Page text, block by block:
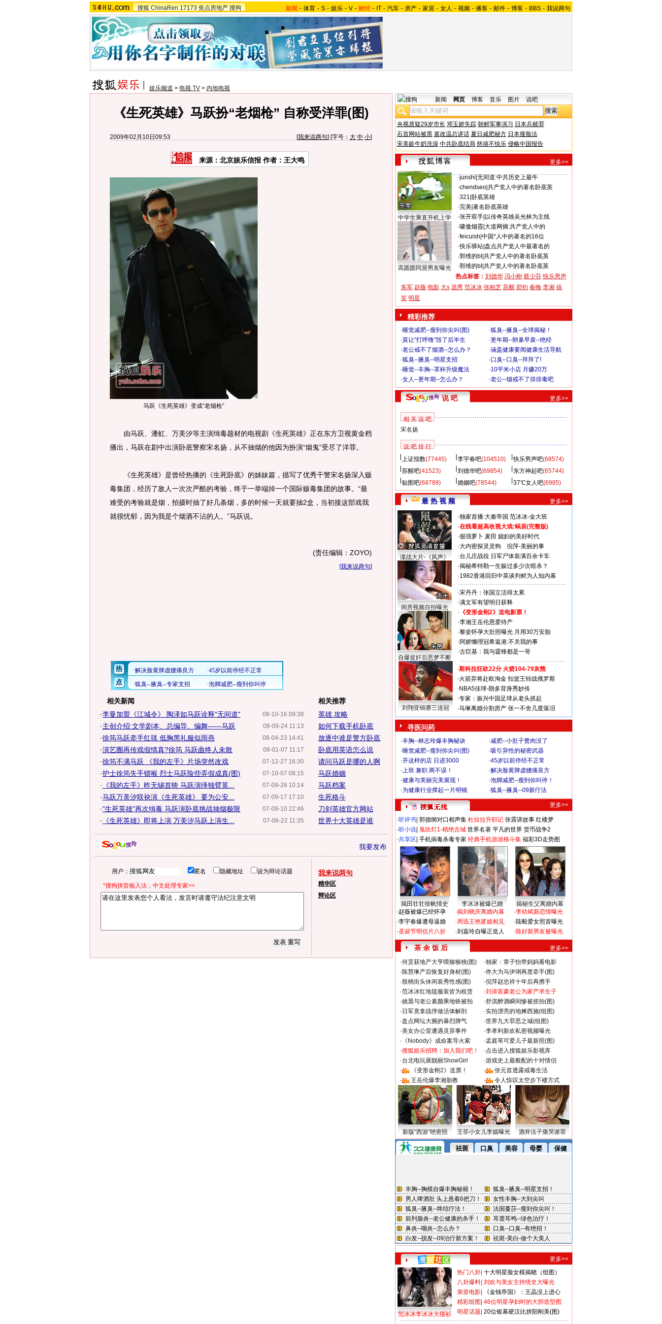
搜狐 ChinaRen 17173 焦点房地产 搜狗 新闻 - 体育 - S - 娱乐 - V - 财经 - IT - 汽车 - 房产 - 家居 - 女人 - 视频 - 播客 - 邮件 - 博客 - BBS - 我说两句
娱乐频道 > 电视 TV > 内地电视
《生死英雄》马跃扮“老烟枪” 自称受洋罪(图)
2009年02月10日09:53 [我来说两句] [字号： 大 中 小]
来源：北京娱乐信报 作者：王大鸣
马跃《生死英雄》变成“老烟枪”
由马跃、潘虹、万美汐等主演缉毒题材的电视剧《生死英雄》正在东方卫视黄金档
播出，马跃在剧中出演卧底警察宋名扬，从不抽烟的他因为扮演“烟鬼”受尽了洋罪。
《生死英雄》是曾经热播的《生死卧底》的姊妹篇，描写了优秀干警宋名扬深入贩
毒集团，经历了敌人一次次严酷的考验，终于一举端掉一个国际贩毒集团的故事。“最
难受的考验就是烟，拍摄时抽了好几条烟，多的时候一天就要抽2盒，当初接这部戏我
就很忧郁，因为我是个烟酒不沾的人。”马跃说。
(责任编辑：ZOYO)
[我来说两句]
相关新闻
08-10-16 09:38
·李曼加盟《江城令》 陶泽如马跃诠释"无间道"
08-09-24 11:13
·主创介绍:文学剧本、总编导、编舞——马跃
08-04-23 14:41
·徐筠马跃牵手红毯 低胸黑礼服似雨燕
08-01-07 11:17
·演艺圈再传戏假情真?徐筠 马跃曲终人未散
07-12-27 16:30
·徐筠不满马跃 《我的左手》片场突然改戏
07-10-07 08:15
·护士徐筠失手锁喉 烈士马跃险些弄假成真(图)
07-09-28 10:14
· 《我的左手》昨无锡首映 马跃演绎独臂英...
07-09-17 17:10
·马跃万美汐联袂演《生死英雄》 要为公安...
07-09-10 22:46
·"生死英雄"再次缉毒 马跃演卧底挑战抽烟极限
07-06-22 11:35
· 《生死英雄》即将上演 万美汐马跃上演生...
相关推荐
英雄 攻略
如何下载手机卧底
放逐中谁是警方卧底
卧底用英语怎么说
请问马跃是哪的人啊
马跃婚姻
马跃档案
生死格斗
刀剑英雄官方网站
世界十大英雄是谁
我要发布
用户： 匿名 隐藏地址 设为辩论话题
*搜狗拼音输入法，中文处理专家>>
我来说两句
精华区
辩论区
新闻 网页 博客 音乐 图片 说吧
央视质疑29岁市长 邓玉娇失踪 朝鲜军事演习 日本兵赎罪
石首网站被黑 篡改温总讲话 夏日减肥秘方 日本瘦脸法
宋美龄牛奶洗澡 中共卧底结局 慈禧不快乐 侵略中国报告
更多>>
中学生乘直升机上学
高圆圆同居男友曝光
·junshi 无间道:中共历史上最牛
·chendseo| 共产党人中的著名卧底英
·321 卧底英雄
·完美| 著名卧底英雄
·张开双手| 以传奇英雄吴光林为主线
·啸傲烟霞| 大道网摘:共产党人中的
·feicuish 中国*人中的著名的16位
·快乐驿站| 盘点共产党人中最著名的
·郭维的bl 共产党人中的著名卧底英
·郭维的bl 共产党人中的著名卧底英
热点标签： 刘德华 冯小刚 蔡少芬 快乐男声
朱军 赵薇 电影 大s 选秀 范冰冰 张柏芝 苏醒 郑钧 春晚 李湘 搞
笑 明星
精彩推荐
·睡觉减肥--瘦到你尖叫(图) ·狐臭--腋臭--全球揭秘！
·莫让“打呼噜”毁了后半生 ·更年期--卵巢早衰--绝经
·老公戒不了烟酒--怎么办？ ·涵盖健康要闻健康生活导航
·狐臭--腋臭--明星支招 ·口臭--口臭--拜拜了!
·睡觉--丰胸--罩杯升级魔法 ·10平米小店 月赚20万
·女人--更年期--怎么办？ ·老公--烟戒不了排排毒吧
说 吧 更多>>
相 关 说 吧
宋名扬
说 吧 排 行
上证指数(77445) 李宇春吧(104510) 快乐男声吧(68574)
苏醒吧(41523) 刘德华吧(69854) 东方神起吧(65744)
贴图吧(68789) 婚姻吧(78544) 37℃女人吧(6985)
最 热 视 频 更多>>
谍战大片-《风声》
闺房视频自拍曝光
自爆捉奸后恶梦不断
·独家首播:大秦帝国 范冰冰-金大班
·在线看超高收视大戏:蜗居(完整版)
·倔强萝卜 麦田 媳妇的美好时代
·大内密探灵灵狗
倪萍-美丽的事
·台儿庄战役 日军尸体装满百余卡车
·揭秘希特勒一生躲过多少次暗杀？
·1982香港回归中英谈判鲜为人知内幕
·宋丹丹：张国立活得太累
·满文军有望明日获释
· 《变形金刚2》送电影票！
·李湘王岳伦恩爱待产
·黎姿怀孕大肚照曝光 月用30万安胎
·阿娇懒理冠希返港:不关我的事
·古巨基：我与霆锋都是一哥
刘翔亚锦赛三连冠
·斯科拉狂砍22分 火箭104-79灰熊
·火箭弃将赴欧淘金 扣篮王转战俄罗斯
· NBA5佳球-朗多背身秀妙传
·专家：振兴中国足球从老头抓起
·马琳离婚分割房产 张一不舍几度落泪
寻医问药
·丰胸--林志玲爆丰胸秘诀 ·减肥--小肚子赘肉没了
·睡觉减肥--瘦到你尖叫(图) ·吸引异性的秘密武器
·开这样的店 日进3000 ·45岁以前停经不正常
·上班 兼职 两不误！ ·解决脸黄脾虚腰痛良方
·健康与美丽完美展现！ ·泡脚减肥--瘦到你叫停！
·为健康行业撑起一片明镜 ·狐臭--腋臭--09新疗法
更多>>
·听评书 郭德纲对口相声集 杜拉拉升职记 张震讲故事 红楼梦
·听小说 鬼吹灯1-精绝古城 世界名著 平凡的世界 货币战争2
·共享区 手机病毒杀毒专家 经典手机游游格斗集 福彩3D走势图
揭田壮壮徐帆情史 李冰冰被爆已婚
揭秘生父离婚内幕
·赵薇被爆已经怀孕
·李宇春爆遭母逼婚
·圣诞节明信片八折
·揭刘晓庆离婚内幕
·周迅王艳婆媳相见
·刘嘉玲自曝正造人
·李幼斌新恋情曝光
·陆毅爱女照首曝光
·陈好新男友被曝光
茶 余 饭 后
更多>>
·何炅获地产大亨喂猕猴桃(图) ·独家：章子怡带妈妈看电影
·陈慧琳产后恢复好身材(图) ·佟大为马伊琍再度牵手(图)
·殷桃街头休闲装秀性感(图) ·倪萍赵忠祥十年后再携手
·范冰冰红地毯服装皆为租赁 ·刘涛富豪老公为家产求生子
·姚晨与老公素颜乘地铁被拍 ·舒淇醉酒瞬间惨被抓拍(图)
· 日军竟拿战俘做活体解剖 ·实拍漂亮的地摊西施(组图)
·盘点网坛大腕的暴烈脾气 ·世界九大罪恶之城(组图)
·美女办公室遭遇灵异事件 ·李孝利新欢私密视频曝光
· 《Nobody》成命案导火索 ·孟庭苇可爱儿子最新照(图)
·搜狐娱乐招聘：加入我们吧！ ·点击进入搜狐娱乐影视库
·台北电玩展靓丽ShowGirl ·游戏史上最般配的十对情侣
·
《变形金刚2》送票！ ·
张元首透露戒毒生活
·
王岳伦爆李湘胎教 · 令人惊叹太空步下楼方式
新版“西游”绝密照 王菲小女儿李嫣曝光 酒井法子痛哭谢罪
更多>>
范冰冰李冰冰大撞衫
热门八卦 十大明星脸女模揭晓（组图）
八卦爆料 刘欢与美女主持情史大曝光
第壹电影
《金钱帝国》：王晶没上进心
精彩组图 46位明星孕妇时的大胆造型图
明星话题 20位银幕硬汉比拼阳刚美(图)